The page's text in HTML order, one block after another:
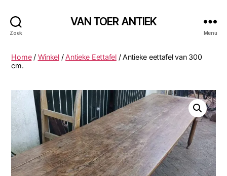
Zoek
VAN TOER ANTIEK
Menu
Home/ Winkel/ Antieke Eettafel/ Antieke eettafel van 300
cm.